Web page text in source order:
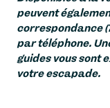
peuvent
correspondance
par téléphone.
guides vous sont
votre escapade.